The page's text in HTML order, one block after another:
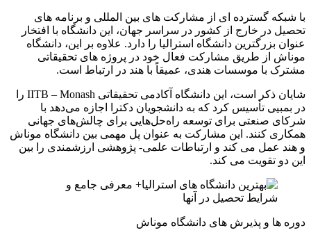
با شبکه گسترده ای از مشارکت های بین المللی و برنامه های
تحصیل در خارج از کشور در سراسر جهان، این دانشگاه با افتخار
عنوان بزرگترین دانشگاه استرالیا را دارد. علاوه بر این، دانشگاه
موناش از طریق مشارکت فعال خود در پروژه های تحقیقاتی
مشترک با موسسات هندی، عمیقاً با هند در ارتباط است.
شایان ذکر است، این دانشگاه آکادمی تحقیقاتی IITB – Monash را
در بمبیی تأسیس کرد که به دانشجویان دکترا اجازه می‌دهد با
شرکای صنعتی برای توسعه راه‌حل‌هایی برای چالش‌های جهانی
همکاری کنند. این مشارکت به عنوان پل مهمی بین دانشگاه موناش
و هند عمل می کند و ارتباطات علمی- پژوهشی ارزشمندی را بین
این دو تقویت می کند.
دوره ها و پذیرش های دانشگاه موناش